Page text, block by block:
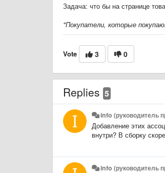
Задача: что бы на странице
"Покупатели, которые
Vote 3 0
Replies 5
info (руководитель
Добавление этих
внутри? В сборку
info (руководитель